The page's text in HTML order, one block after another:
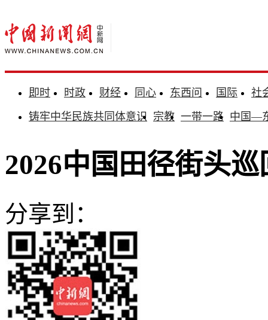
即时 时政 财经 同心 东西问 国际
社
铸牢中华民族共同体意识 宗教 一带一路 中国—
2026中国田径街头
分享到：